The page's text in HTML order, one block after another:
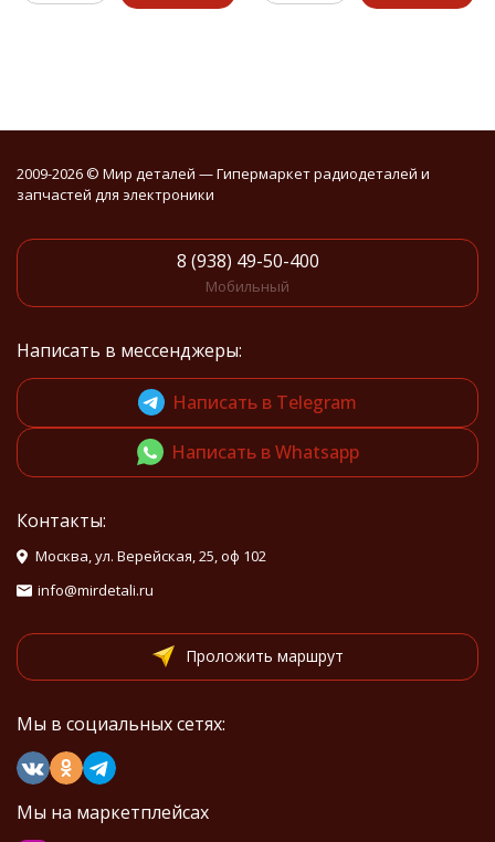
2009-2026 © Мир деталей — Гипермаркет радиодеталей и
запчастей для электроники
8 (938) 49-50-400
Мобильный
Написать в мессенджеры:
Написать в Telegram
Написать в Whatsapp
Контакты:
Москва, ул. Верейская, 25, оф 102
info@mirdetali.ru
Проложить маршрут
Мы в социальных сетях:
Мы на маркетплейсах